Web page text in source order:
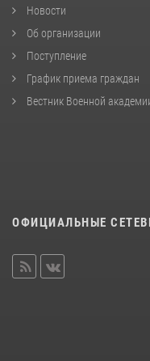
Новости
Об организации
Поступление
График приема граждан
Вестник Военной
ОФИЦИАЛЬНЫЕ